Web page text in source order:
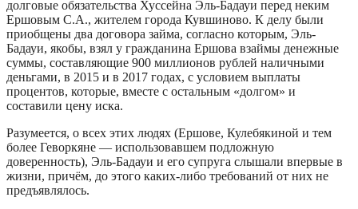
долговые обязательства Хуссейна Эль-Бадауи перед неким
Ершовым С.А., жителем города Кувшиново. К делу были
приобщены два договора займа, согласно которым, Эль-
Бадауи, якобы, взял у гражданина Ершова взаймы денежные
суммы, составляющие 900 миллионов рублей наличными
деньгами, в 2015 и в 2017 годах, с условием выплаты
процентов, которые, вместе с остальным «долгом» и
составили цену иска.
Разумеется, о всех этих людях (Ершове, Кулебякиной и тем
более Геворкяне — использовавшем подложную
доверенность), Эль-Бадауи и его супруга слышали впервые в
жизни, причём, до этого каких-либо требований от них не
предъявлялось.